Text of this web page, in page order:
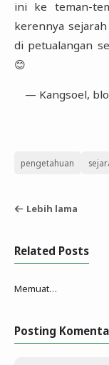
ini ke teman-
kerennya
di petualangan
😊
— Kangsoel,
pengetahuan
Lebih lama
Related Posts
Memuat…
Posting